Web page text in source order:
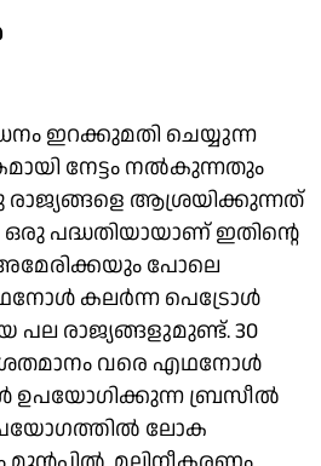
ഇറക്കുമതി ചെയ്യുന്ന
നേട്ടം നൽകുന്നതും
രാജ്യങ്ങളെ ആശ്രയിക്കുന്നത്
പദ്ധതിയായാണ് ഇതിന്റെ
പോലെ
കലർന്ന പെട്രോൾ
പല രാജ്യങ്ങളുമുണ്ട്. 30
വരെ എഥനോൾ
ഉപയോഗിക്കുന്ന ബ്രസീൽ
ലോക